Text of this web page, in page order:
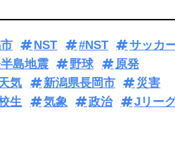
NST #NST
サッカ
島地震 野球
原発
気 新潟県長岡市
災害
生 気象 政治 Jリー